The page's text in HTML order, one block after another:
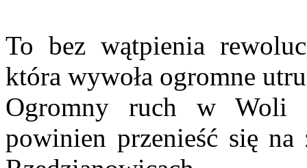
To bez wątpienia
która wywoła ogromne
Ogromny ruch w Woli
powinien przenieść się